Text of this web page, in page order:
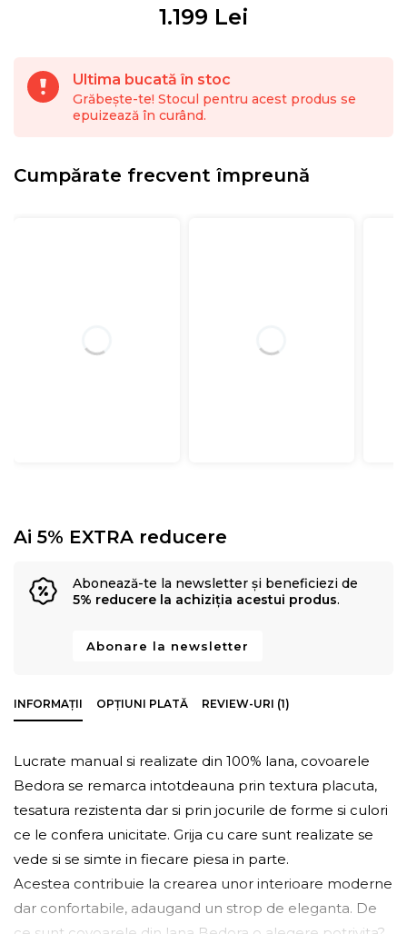
1.199 Lei
Ultima bucată în stoc
Grăbește-te! Stocul pentru acest produs se
epuizează în curând.
Cumpărate frecvent împreună
Ai 5% EXTRA reducere
Abonează-te la newsletter și beneficiezi de
5% reducere la achiziția acestui produs.
Abonare la newsletter
INFORMAȚII OPȚIUNI PLATĂ REVIEW-URI (1)
Lucrate manual si realizate din 100% lana, covoarele
Bedora se remarca intotdeauna prin textura placuta,
tesatura rezistenta dar si prin jocurile de forme si culori
ce le confera unicitate. Grija cu care sunt realizate se
vede si se simte in fiecare piesa in parte.
Acestea contribuie la crearea unor interioare moderne
dar confortabile, adaugand un strop de eleganta. De